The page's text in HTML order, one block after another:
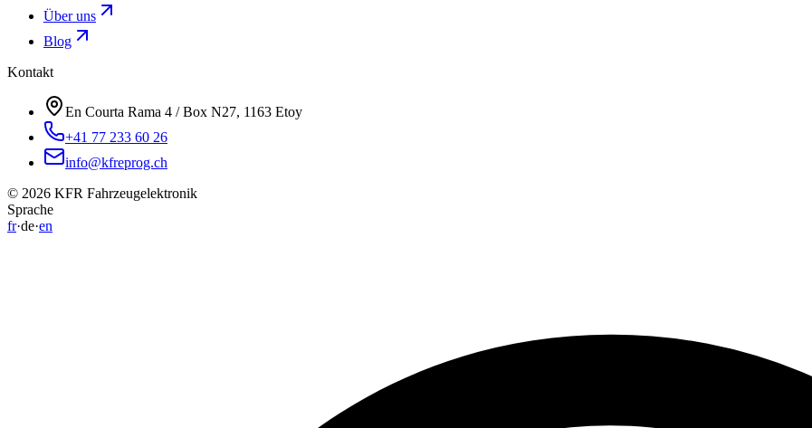
Über uns
Blog
Kontakt
En Courta Rama 4 / Box N27, 1163 Etoy
+41 77 233 60 26
info@kfreprog.ch
© 2026 KFR Fahrzeugelektronik
Sprache
fr·de·en